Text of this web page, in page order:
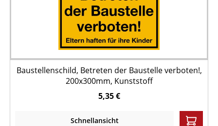
Baustellenschild, Betreten der Baustelle verboten!,
200x300mm, Kunststoff
5,35 €
Schnellansicht